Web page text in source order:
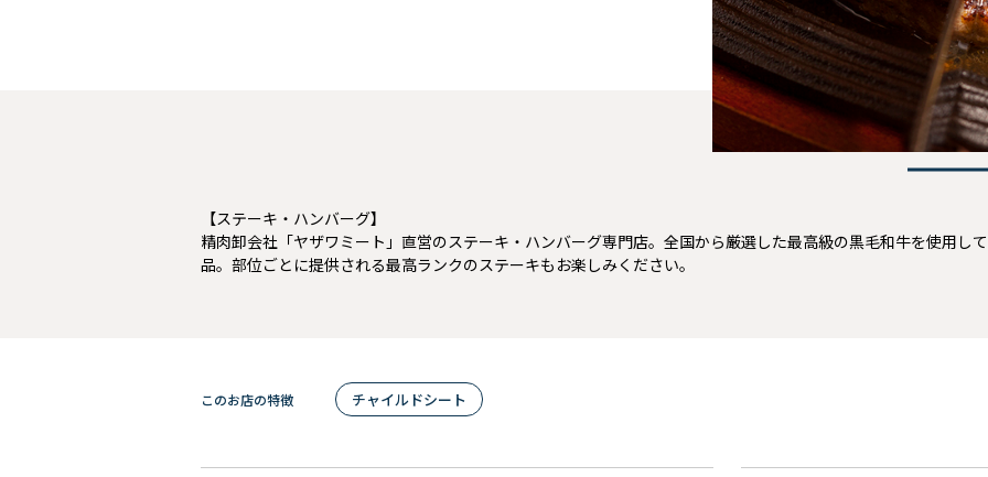
1
【ステーキ・ハンバーグ】
精肉卸会社「ヤザワミート」直営のステーキ・ハンバーグ専門店。全国から厳選した最高級の黒毛和牛を使用し
品。部位ごとに提供される最高ランクのステーキもお楽しみください。
このお店の特徴 チャイルドシート